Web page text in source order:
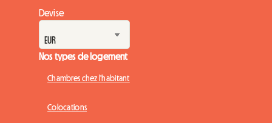
Devise
Nos types de logement
Chambres chez l'habitant
Colocations